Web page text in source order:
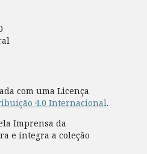
com uma Licença
4.0 Internacional.
Imprensa da
e integra a coleção